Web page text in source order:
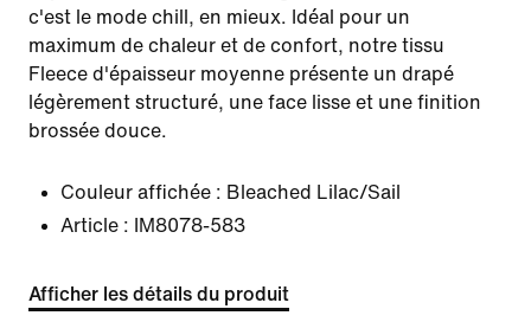
c'est le mode chill, en mieux. Idéal pour un
maximum de chaleur et de confort, notre tissu
Fleece d'épaisseur moyenne présente un drapé
légèrement structuré, une face lisse et une finition
brossée douce.
Couleur affichée : Bleached Lilac/Sail
Article :
IM8078-583
Afficher les détails du produit